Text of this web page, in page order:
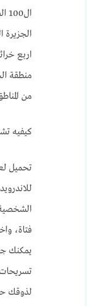
الجزيرة
اربع
منطقة
من
كيفيه
فتاة،
يمكنك
لذوقك